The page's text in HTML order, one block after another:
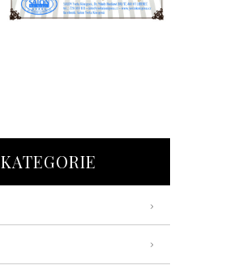
KATEGORIE